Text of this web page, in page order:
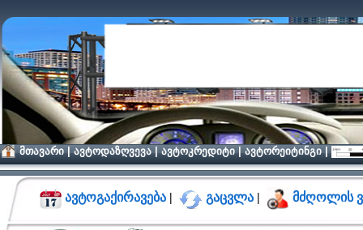
მთავარი|ავტოდაზღვევა|ავტოკრედიტი|ავტორეიტინგი|
ავტოგაქირავება | გაცვლა | მძღოლის